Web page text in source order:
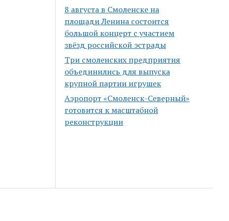
8 августа в Смоленске на
площади Ленина состоится
большой концерт с участием
звёзд российской эстрады
Три смоленских предприятия
объединились для выпуска
крупной партии игрушек
Аэропорт «Смоленск-Северный»
готовится к масштабной
реконструкции